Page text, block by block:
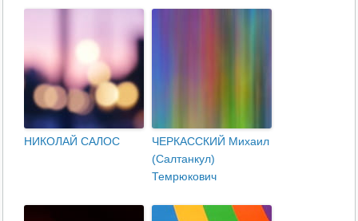
НИКОЛАЙ САЛОС
ЧЕРКАССКИЙ Михаил
(Салтанкул)
Темрюкович